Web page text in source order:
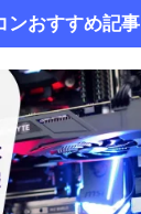
ンおすすめ記事